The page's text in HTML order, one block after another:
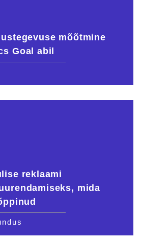
mõõtmine
Goal abil
reklaami
mida